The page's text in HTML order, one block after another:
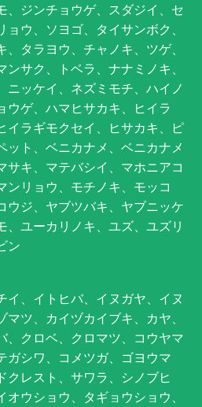
、ジンチョウゲ、スダジイ、セ
ウ、ソヨゴ、タイサンボク、
タラヨウ、チャノキ、ツゲ、
ンサク、トベラ、ナナミノキ、
ニッケイ、ネズミモチ、ハイノ
ウゲ、ハマヒサカキ、ヒイラ
イラギモクセイ、ヒサカキ、ピ
ット、ベニカナメ、ベニカナメ
サキ、マテバシイ、マホニアコ
ンリョウ、モチノキ、モッコ
ウジ、ヤブツバキ、ヤブニッケ
、ユーカリノキ、ユズ、ユズリ
ン
イ、イトヒバ、イヌガヤ、イヌ
ツ、カイヅカイブキ、カヤ、
、クロベ、クロマツ、コウヤマ
ガシワ、コメツガ、ゴヨウマ
クレスト、サワラ、シノブヒ
ウショウ、タギョウショウ、